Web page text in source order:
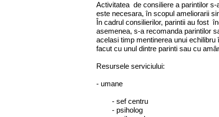
Activitatea de consiliere a parintilor
este necesara, în scopul ameliorarii
În cadrul consilierilor, parintii au fost
asemenea, s-a recomanda parintilor
acelasi timp mentinerea unui
facut cu unul dintre parinti sau cu
Resursele serviciului:
- umane
- sef centru
- psiholog